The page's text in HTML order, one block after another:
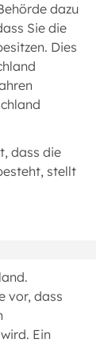
dazu
Sie die
Dies
dass die
stellt
vor, dass
Ein